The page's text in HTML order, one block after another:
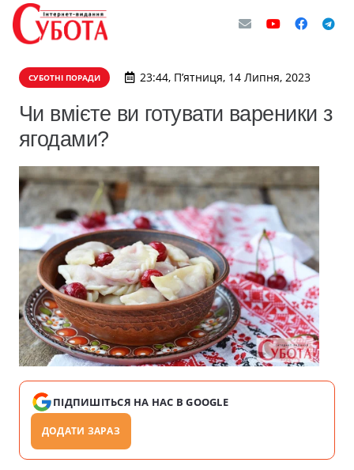
СУБОТНІ ПОРАДИ 23:44, П’ятниця, 14 Липня, 2023
Чи вмієте ви готувати вареники з
ягодами?
ПІДПИШІТЬСЯ НА НАС В GOOGLE
ДОДАТИ ЗАРАЗ